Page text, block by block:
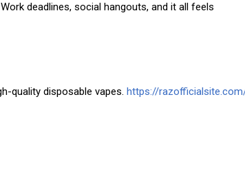
deadlines, social hangouts, and it all feels
quality disposable vapes. https://